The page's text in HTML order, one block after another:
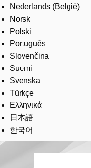
Nederlands (België)
Norsk
Polski
Português
Slovenčina
Suomi
Svenska
Türkçe
Ελληνικά
日本語
한국어